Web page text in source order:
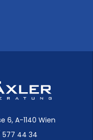
6, A-1140 Wien
577 44 34